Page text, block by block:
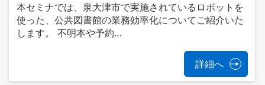
本セミナでは、泉大津市で実施されているロボットを
使った、公共図書館の業務効率化についてご紹介いた
します。 不明本や予約…
詳細へ